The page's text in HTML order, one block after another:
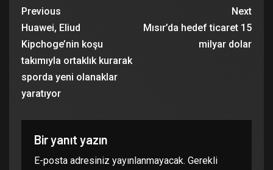
Previous
Huawei, Eliud
Kipchoge’nin koşu
takımıyla ortaklık kurarak
sporda yeni olanaklar
yaratıyor
Next
Mısır’da hedef ticaret 15
milyar dolar
Bir yanıt yazın
E-posta adresiniz yayınlanmayacak. Gerekli